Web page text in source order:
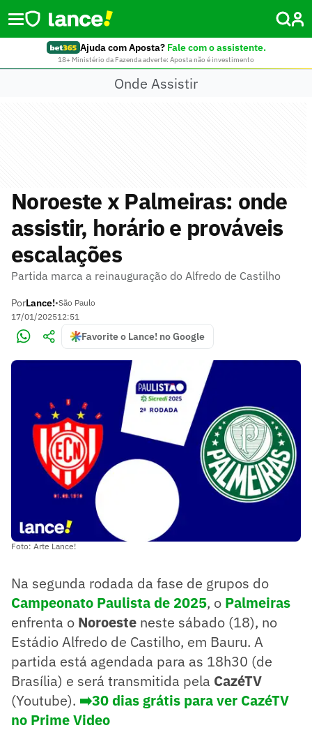
Ajuda com Aposta? Fale com o assistente.
18+ Ministério da Fazenda adverte: Aposta não é investimento
Onde Assistir
Noroeste x Palmeiras: onde
assistir, horário e prováveis
escalações
Partida marca a reinauguração do Alfredo de Castilho
PorLance!•São Paulo
17/01/202512:51
Favorite o Lance! no Google
Foto: Arte Lance!
Na segunda rodada da fase de grupos do
Campeonato Paulista de 2025, o Palmeiras
enfrenta o Noroeste neste sábado (18), no
Estádio Alfredo de Castilho, em Bauru. A
partida está agendada para as 18h30 (de
Brasília) e será transmitida pela CazéTV
(Youtube). ➡️30 dias grátis para ver CazéTV
no Prime Video